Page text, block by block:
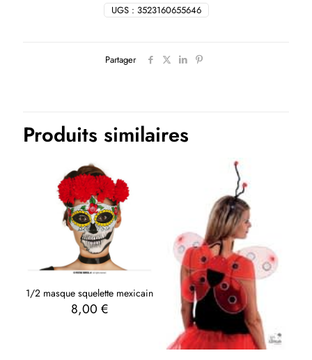
UGS : 3523160655646
Partager
Produits similaires
1/2 masque squelette mexicain
8,00 €